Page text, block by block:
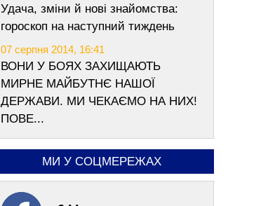
Удача, зміни й нові знайомства:
гороскоп на наступний тиждень
07 серпня 2014, 16:41
ВОНИ У БОЯХ ЗАХИЩАЮТЬ
МИРНЕ МАЙБУТНЄ НАШОЇ
ДЕРЖАВИ. МИ ЧЕКАЄМО НА НИХ!
ПОВЕ...
МИ У СОЦМЕРЕЖАХ